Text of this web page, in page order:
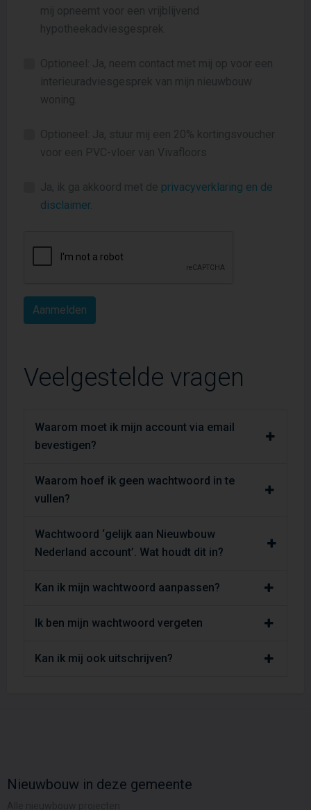
mij opneemt voor een vrijblijvend
hypotheekadviesgesprek.
Optioneel: Ja, neem contact met mij op voor een
interieuradviesgesprek van mijn nieuwbouw
woning.
Optioneel: Ja, stuur mij een 20% kortingsvoucher
voor een PVC-vloer van Vivafloors
Ja, ik ga akkoord met de privacyverklaring en de
disclaimer.
Veelgestelde vragen
Waarom moet ik mijn account via email
bevestigen?
Waarom hoef ik geen wachtwoord in te
vullen?
Wachtwoord ‘gelijk aan Nieuwbouw
Nederland account’. Wat houdt dit in?
Kan ik mijn wachtwoord aanpassen?
Ik ben mijn wachtwoord vergeten
Kan ik mij ook uitschrijven?
Nieuwbouw in deze gemeente